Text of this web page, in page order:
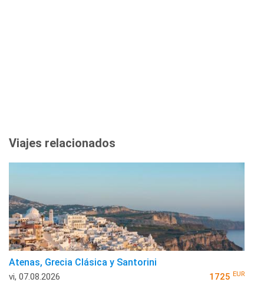
Viajes relacionados
Atenas, Grecia Clásica y Santorini
vi, 07.08.2026 1725 EUR